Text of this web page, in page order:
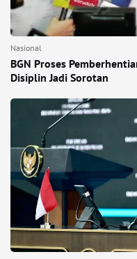
Nasional
BGN Proses
Disiplin Jadi Sorotan